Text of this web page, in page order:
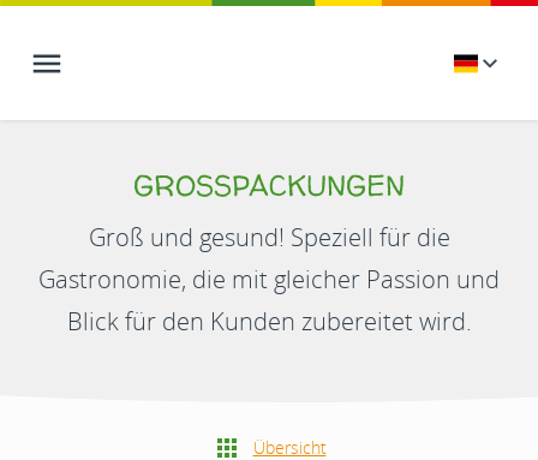
GROSSPACKUNGEN
Groß und gesund! Speziell für die
Gastronomie, die mit gleicher Passion und
Blick für den Kunden zubereitet wird.
Übersicht